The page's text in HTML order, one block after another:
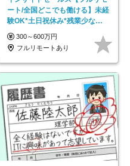
ート/全国どこでも働ける】未経
験OK*土日祝休み*残業少なめ*
在宅勤務手当あり
300～600万円
フルリモートあり